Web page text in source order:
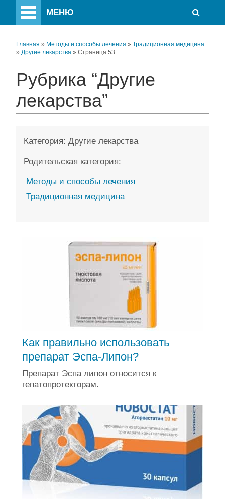
МЕНЮ
Главная » Методы и способы лечения » Традиционная медицина
» Другие лекарства » Страница 53
Рубрика “Другие
лекарства”
Категория: Другие лекарства
Родительская категория:
Методы и способы лечения
Традиционная медицина
Как правильно использовать
препарат Эспа-Липон?
Препарат Эспа липон относится к
гепатопротекторам.